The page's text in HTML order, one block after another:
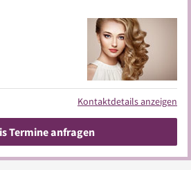
Kontaktdetails anzeigen
Termine anfragen